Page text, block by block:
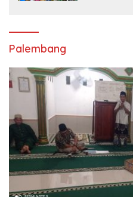
Palembang